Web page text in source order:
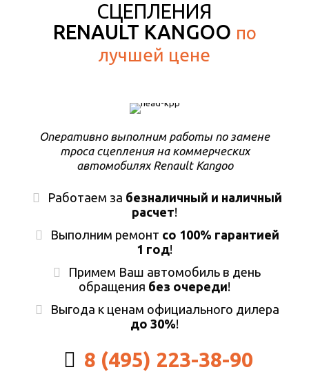
СЦЕПЛЕНИЯ
RENAULT KANGOO по
лучшей цене
Оперативно выполним работы по замене
троса сцепления на коммерческих
автомобилях Renault Kangoo
Работаем за безналичный и наличный
расчет!
Выполним ремонт со 100% гарантией
1 год!
Примем Ваш автомобиль в день
обращения без очереди!
Выгода к ценам официального дилера
до 30%!
8 (495) 223-38-90